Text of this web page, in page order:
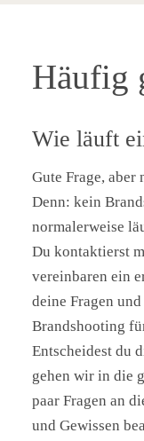
bekommen und
Erstkontakt
fotografiert zu
Shooting zeige
sie vor allem
Mach weiter
Ich werde dich
bestimmt bei
Alex'
Häufig
Wie läuft
Gute Frage,
Denn: kein
normalerweise
Du kontaktierst
vereinbaren ein
deine Fragen
Brandshooting
Entscheidest du
gehen wir in die
paar Fragen an
und Gewissen